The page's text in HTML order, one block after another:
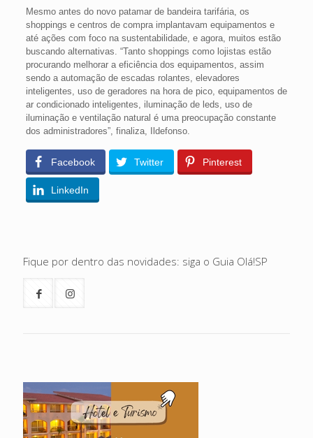
Mesmo antes do novo patamar de bandeira tarifária, os
shoppings e centros de compra implantavam equipamentos e
até ações com foco na sustentabilidade, e agora, muitos estão
buscando alternativas. “Tanto shoppings como lojistas estão
procurando melhorar a eficiência dos equipamentos, assim
sendo a automação de escadas rolantes, elevadores
inteligentes, uso de geradores na hora de pico, equipamentos de
ar condicionado inteligentes, iluminação de leds, uso de
iluminação e ventilação natural é uma preocupação constante
dos administradores”, finaliza, Ildefonso.
Facebook Twitter Pinterest
LinkedIn
Fique por dentro das novidades: siga o Guia Olá!SP